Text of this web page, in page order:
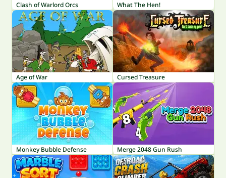
Clash of Warlord Orcs What The Hen!
Age of War Cursed Treasure
Monkey Bubble Defense Merge 2048 Gun Rush